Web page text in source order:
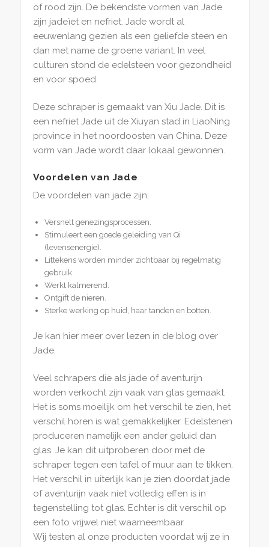
of rood zijn. De bekendste vormen van Jade
zijn jadeïet en nefriet. Jade wordt al
eeuwenlang gezien als een geliefde steen en
dan met name de groene variant. In veel
culturen stond de edelsteen voor gezondheid
en voor spoed.
Deze schraper is gemaakt van Xiu Jade. Dit is
een nefriet Jade uit de Xiuyan stad in LiaoNing
province in het noordoosten van China. Deze
vorm van Jade wordt daar lokaal gewonnen.
Voordelen van Jade
De voordelen van jade zijn:
Versnelt genezingsprocessen.
Stimuleert een goede geleiding van Qi
(levensenergie).
Littekens worden minder zichtbaar bij regelmatig
gebruik.
Werkt kalmerend.
Ontgift de nieren.
Sterke werking op huid, haar tanden en botten.
Je kan hier meer over lezen in de blog over
Jade.
Veel schrapers die als jade of aventurijn
worden verkocht zijn vaak van glas gemaakt.
Het is soms moeilijk om het verschil te zien, het
verschil horen is wat gemakkelijker. Edelstenen
produceren namelijk een ander geluid dan
glas. Je kan dit uitproberen door met de
schraper tegen een tafel of muur aan te tikken.
Het verschil in uiterlijk kan je zien doordat jade
of aventurijn vaak niet volledig effen is in
tegenstelling tot glas. Echter is dit verschil op
een foto vrijwel niet waarneembaar.
Wij testen al onze producten voordat wij ze in